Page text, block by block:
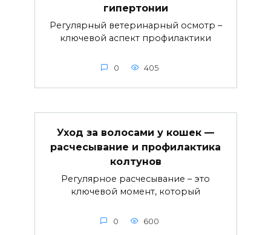
гипертонии
Регулярный ветеринарный осмотр –
ключевой аспект профилактики
0 405
Уход за волосами у кошек —
расчесывание и профилактика
колтунов
Регулярное расчесывание – это
ключевой момент, который
0 600